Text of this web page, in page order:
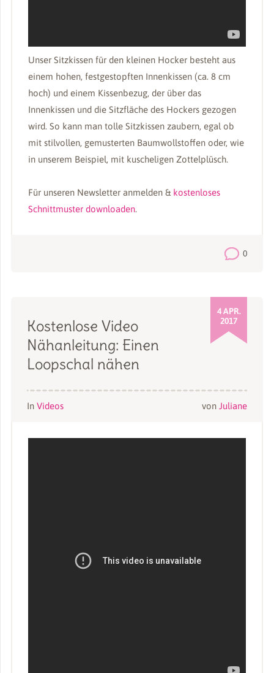
Unser Sitzkissen für den kleinen Hocker besteht aus
einem hohen, festgestopften Innenkissen (ca. 8 cm
hoch) und einem Kissenbezug, der über das
Innenkissen und die Sitzfläche des Hockers gezogen
wird. So kann man tolle Sitzkissen zaubern, egal ob
mit stilvollen, gemusterten Baumwollstoffen oder, wie
in unserem Beispiel, mit kuscheligen Zottelplüsch.
Für unseren Newsletter anmelden & kostenloses
Schnittmuster downloaden.
0
4 APR.
2017
Kostenlose Video
Nähanleitung: Einen
Loopschal nähen
In Videos vonJuliane